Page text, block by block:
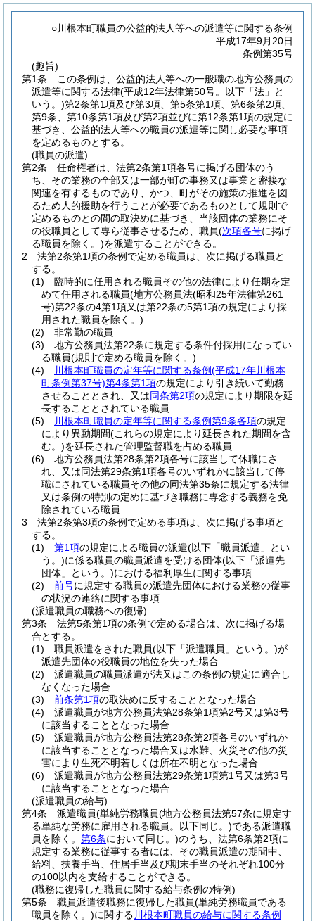
○川根本町職員の公益的法人等への派遣等に関する条例
平成17年9月20日
条例第35号
(趣旨)
第1条
この条例は、公益的法人等への一般職の地方公務員の
派遣等に関する法律(平成12年法律第50号。以下「法」と
いう。)第2条第1項及び第3項、第5条第1項、第6条第2項、
第9条、第10条第1項及び第2項並びに第12条第1項の規定に
基づき、公益的法人等への職員の派遣等に関し必要な事項
を定めるものとする。
(職員の派遣)
第2条
任命権者は、法第2条第1項各号に掲げる団体のう
ち、その業務の全部又は一部が町の事務又は事業と密接な
関連を有するものであり、かつ、町がその施策の推進を図
るため人的援助を行うことが必要であるものとして規則で
定めるものとの間の取決めに基づき、当該団体の業務にそ
の役職員として専ら従事させるため、職員(次項各号に掲げ
る職員を除く。)を派遣することができる。
2
法第2条第1項の条例で定める職員は、次に掲げる職員と
する。
(1)
臨時的に任用される職員その他の法律により任期を定
めて任用される職員(地方公務員法(昭和25年法律第261
号)第22条の4第1項又は第22条の5第1項の規定により採
用された職員を除く。)
(2)
非常勤の職員
(3)
地方公務員法第22条に規定する条件付採用になってい
る職員(規則で定める職員を除く。)
(4)
川根本町職員の定年等に関する条例(平成17年川根本
町条例第37号)第4条第1項の規定により引き続いて勤務
させることとされ、又は同条第2項の規定により期限を延
長することとされている職員
(5)
川根本町職員の定年等に関する条例第9条各項の規定
により異動期間(これらの規定により延長された期間を含
む。)を延長された管理監督職を占める職員
(6)
地方公務員法第28条第2項各号に該当して休職にさ
れ、又は同法第29条第1項各号のいずれかに該当して停
職にされている職員その他の同法第35条に規定する法律
又は条例の特別の定めに基づき職務に専念する義務を免
除されている職員
3
法第2条第3項の条例で定める事項は、次に掲げる事項と
する。
(1)
第1項の規定による職員の派遣(以下「職員派遣」とい
う。)に係る職員の職員派遣を受ける団体(以下「派遣先
団体」という。)における福利厚生に関する事項
(2)
前号に規定する職員の派遣先団体における業務の従事
の状況の連絡に関する事項
(派遣職員の職務への復帰)
第3条
法第5条第1項の条例で定める場合は、次に掲げる場
合とする。
(1)
職員派遣をされた職員(以下「派遣職員」という。)が
派遣先団体の役職員の地位を失った場合
(2)
派遣職員の職員派遣が法又はこの条例の規定に適合し
なくなった場合
(3)
前条第1項の取決めに反することとなった場合
(4)
派遣職員が地方公務員法第28条第1項第2号又は第3号
に該当することとなった場合
(5)
派遣職員が地方公務員法第28条第2項各号のいずれか
に該当することとなった場合又は水難、火災その他の災
害により生死不明若しくは所在不明となった場合
(6)
派遣職員が地方公務員法第29条第1項第1号又は第3号
に該当することとなった場合
(派遣職員の給与)
第4条
派遣職員(単純労務職員(地方公務員法第57条に規定す
る単純な労務に雇用される職員。以下同じ。)である派遣職
員を除く。 第6条において同じ。)のうち、法第6条第2項に
規定する業務に従事する者には、その職員派遣の期間中、
給料、扶養手当、住居手当及び期末手当のそれぞれ100分
の100以内を支給することができる。
(職務に復帰した職員に関する給与条例の特例)
第5条
職員派遣後職務に復帰した職員(単純労務職員である
職員を除く。)に関する 川根本町職員の給与に関する条例